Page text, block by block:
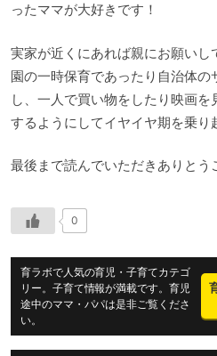
ったママが大好きです！
実家が近くにあれば親にお願い
園の一時保育であったり自治体
し、一人で買い物をしたり映画を
するようにしてイヤイヤ期を乗り
最後まで読んでいただきありとう
0
育ラボで人気の育児・子育てカテゴ
リー。子育て情報が満載です。育児
途中のママ・パパは是非ご覧くださ
い。